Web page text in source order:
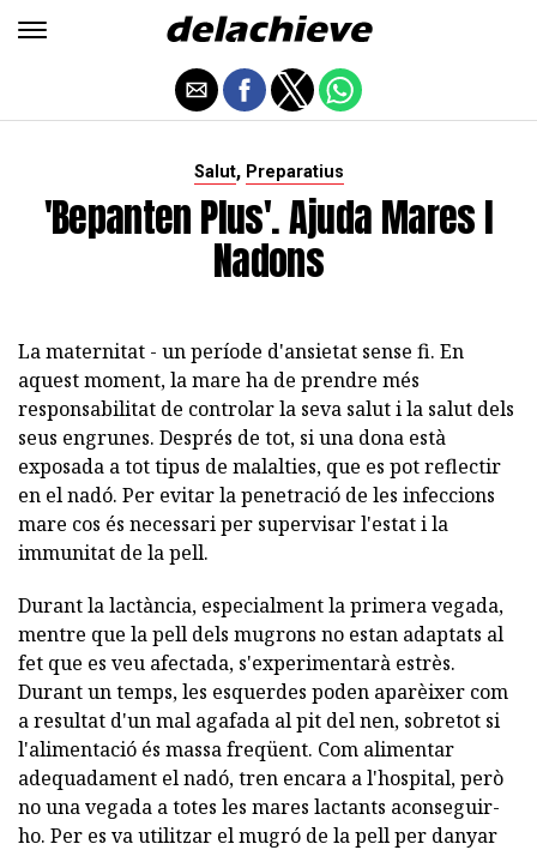
Salut, Preparatius
'Bepanten Plus'. Ajuda Mares I
Nadons
La maternitat - un període d'ansietat sense fi. En
aquest moment, la mare ha de prendre més
responsabilitat de controlar la seva salut i la salut dels
seus engrunes. Després de tot, si una dona està
exposada a tot tipus de malalties, que es pot reflectir
en el nadó. Per evitar la penetració de les infeccions
mare cos és necessari per supervisar l'estat i la
immunitat de la pell.
Durant la lactància, especialment la primera vegada,
mentre que la pell dels mugrons no estan adaptats al
fet que es veu afectada, s'experimentarà estrès.
Durant un temps, les esquerdes poden aparèixer com
a resultat d'un mal agafada al pit del nen, sobretot si
l'alimentació és massa freqüent. Com alimentar
adequadament el nadó, tren encara a l'hospital, però
no una vegada a totes les mares lactants aconseguir-
ho. Per es va utilitzar el mugró de la pell per danyar